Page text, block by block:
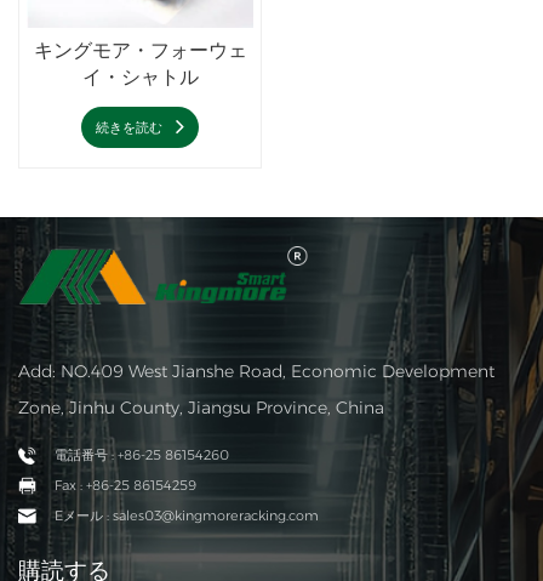
キングモア・フォーウェ
イ・シャトル
続きを読む
Add: NO.409 West Jianshe Road, Economic Development
Zone, Jinhu County, Jiangsu Province, China
電話番号 : +86-25 86154260
Fax : +86-25 86154259
Eメール : sales03@kingmoreracking.com
購読する